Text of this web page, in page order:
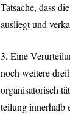
Tatsache, dass
ausliegt und
3. Eine
noch weitere
organisatorisch
teilung innerhalb